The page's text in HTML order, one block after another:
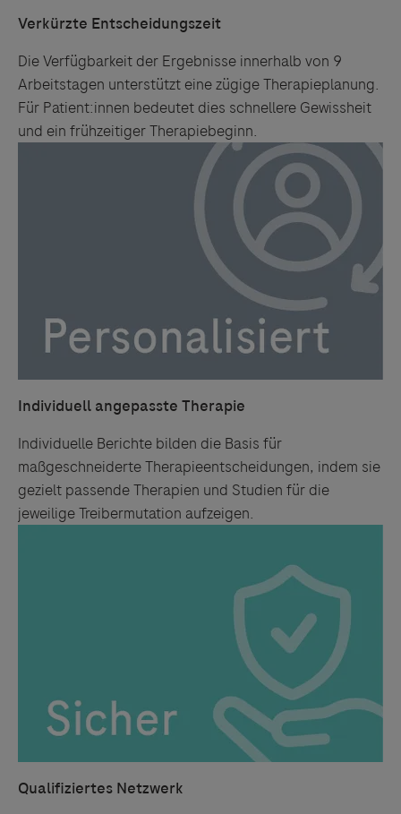
Qualifiziertes Netzwerk
Verkürzte Entscheidungszeit
Die Verfügbarkeit der Ergebnisse innerhalb von 9
Arbeitstagen unterstützt eine zügige Therapieplanung.
Für Patient:innen bedeutet dies schnellere Gewissheit
und ein frühzeitiger Therapiebeginn.
Individuell angepasste Therapie
Individuelle Berichte bilden die Basis für
maßgeschneiderte Therapieentscheidungen, indem sie
gezielt passende Therapien und Studien für die
jeweilige Treibermutation aufzeigen.